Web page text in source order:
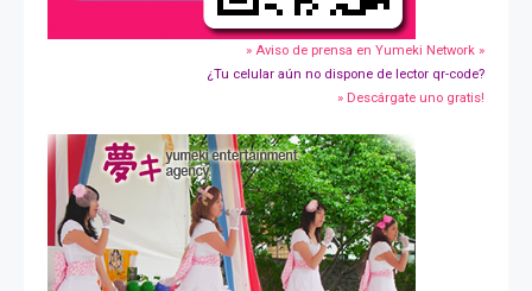
» Aviso de prensa en Yumeki Network »
¿Tu celular aún no dispone de lector qr-code?
» Descárgate uno gratis!